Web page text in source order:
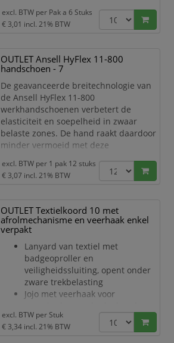
veiligheid op de werkplek. CAVOLINE®
is zowel geschikt voor gebruik op
aantrekkelijk en biedt verschillende
extra voordelen. • Zelfklevende
van flexib
excl. BTW per Pak a 6 Stuks
€ 3,01 incl. 21% BTW
OUTLET Ansell HyFlex 11-800
handschoen - 7
De geavanceerde breitechnologie van
de Ansell HyFlex 11-800
werkhandschoenen verbetert de
elasticiteit en soepelheid in zwaar
belaste zones. De hand raakt daardoor
minder vermoeid met deze
Een palm gecoate handschoen
elastisch manchet
Deze zeer veelzijdige oplossing
voor nauwkeurige assemblage en
algemene manipulatie biedt het
perfecte evenwicht tussen
comfort,
bew
excl. BTW per 1 pak 12 stuks
€ 3,07 incl. 21% BTW
OUTLET Textielkoord 10 met
afrolmechanisme en veerhaak enkel
verpakt
Lanyard van textiel met
badgeoproller en
veiligheidssluiting, opent onder
zware trekbelasting
Jojo met veerhaak voor
Lengte lint: 44 cm, breedte: 1 cm
Lengte badgehaspel: 80 cm
excl. BTW per Stuk
€ 3,34 incl. 21% BTW